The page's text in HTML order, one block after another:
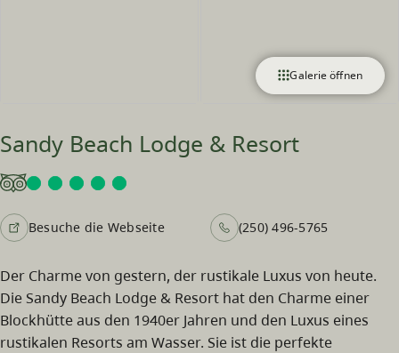
Galerie öffnen
Sandy Beach Lodge & Resort
Besuche die Webseite (250) 496-5765
Der Charme von gestern, der rustikale Luxus von heute.
Die Sandy Beach Lodge & Resort hat den Charme einer
Blockhütte aus den 1940er Jahren und den Luxus eines
rustikalen Resorts am Wasser. Sie ist die perfekte